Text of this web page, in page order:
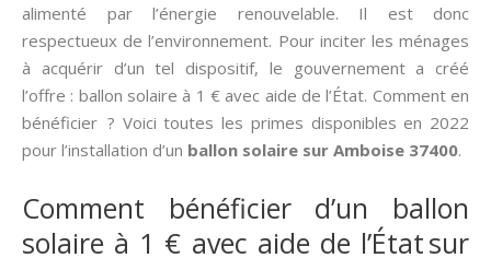
alimenté par l’énergie renouvelable. Il est donc
respectueux de l’environnement. Pour inciter les ménages
à acquérir d’un tel dispositif, le gouvernement a créé
l’offre : ballon solaire à 1 € avec aide de l’État. Comment en
bénéficier ? Voici toutes les primes disponibles en 2022
pour l’installation d’un ballon solaire sur Amboise 37400.
Comment bénéficier d’un ballon
solaire à 1 € avec aide de l’État sur